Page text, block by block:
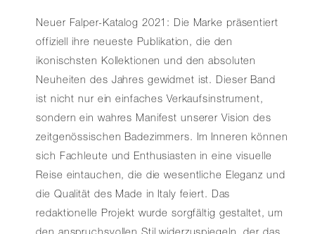
Neuer Falper-Katalog 2021: Die Marke präsentiert
offiziell ihre neueste Publikation, die den
ikonischsten Kollektionen und den absoluten
Neuheiten des Jahres gewidmet ist. Dieser Band
ist nicht nur ein einfaches Verkaufsinstrument,
sondern ein wahres Manifest unserer Vision des
zeitgenössischen Badezimmers. Im Inneren können
sich Fachleute und Enthusiasten in eine visuelle
Reise eintauchen, die die wesentliche Eleganz und
die Qualität des Made in Italy feiert. Das
redaktionelle Projekt wurde sorgfältig gestaltet, um